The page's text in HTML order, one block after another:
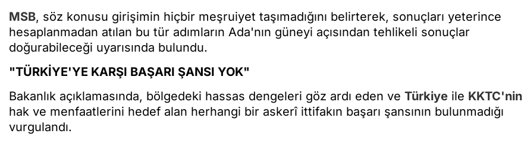
MSB, söz konusu girişimin hiçbir meşruiyet taşımadığını belirterek, sonuçları yeterince
hesaplanmadan atılan bu tür adımların Ada'nın güneyi açısından tehlikeli sonuçlar
doğurabileceği uyarısında bulundu.
"TÜRKİYE'YE KARŞI BAŞARI ŞANSI YOK"
Bakanlık açıklamasında, bölgedeki hassas dengeleri göz ardı eden ve Türkiye ile KKTC'nin
hak ve menfaatlerini hedef alan herhangi bir askerî ittifakın başarı şansının bulunmadığı
vurgulandı.